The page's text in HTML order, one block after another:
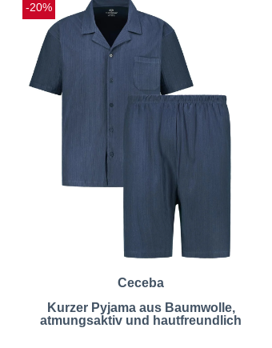
Ceceba
Kurzer Pyjama aus Baumwolle,
atmungsaktiv und hautfreundlich
-20%